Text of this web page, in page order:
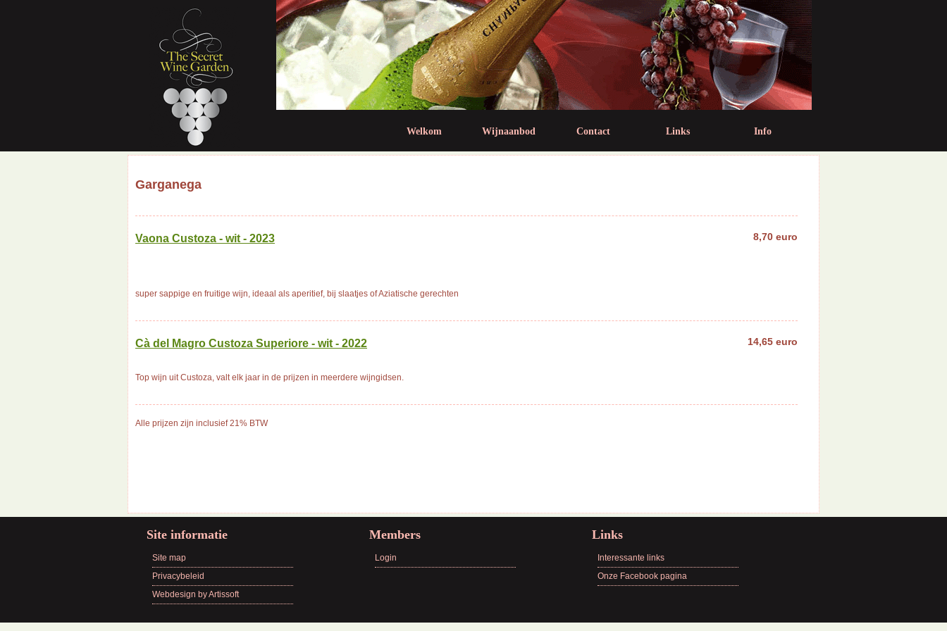
Jump to navigation
Welkom Wijnaanbod Contact Links Info
Garganega
Vaona Custoza - wit - 2023 8,70 euro
super sappige en fruitige wijn, ideaal als aperitief, bij slaatjes of Aziatische gerechten
Cà del Magro Custoza Superiore - wit - 2022 14,65 euro
Top wijn uit Custoza, valt elk jaar in de prijzen in meerdere wijngidsen.
Alle prijzen zijn inclusief 21% BTW
Site informatie
Site map
Privacybeleid
Webdesign by Artissoft
Members
Login
Links
Interessante links
Onze Facebook pagina